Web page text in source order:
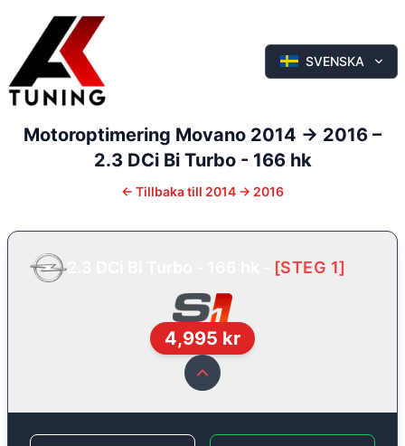
SVENSKA
Motoroptimering Movano 2014 -> 2016 –
2.3 DCi Bi Turbo - 166 hk
← Tillbaka till 2014 -> 2016
2.3 DCi Bi Turbo - 166 hk [STEG 1]
4,995 kr